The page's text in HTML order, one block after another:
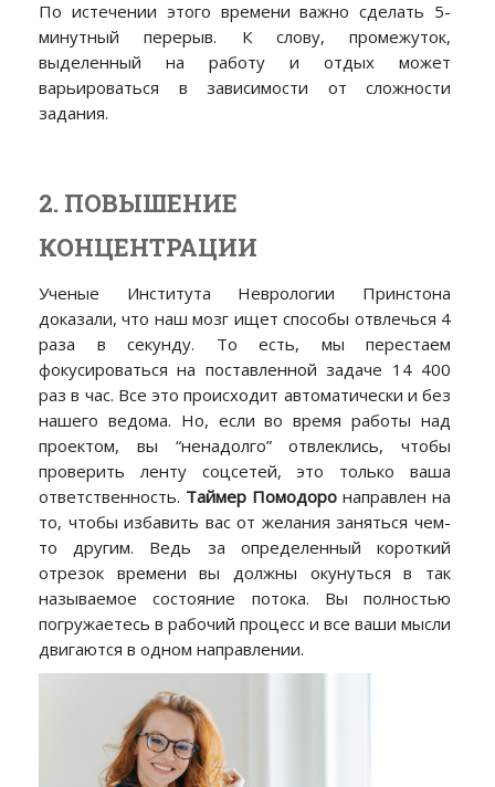
По истечении этого времени важно сделать 5-
минутный перерыв. К слову, промежуток,
выделенный на работу и отдых может
варьироваться в зависимости от сложности
задания.
2. ПОВЫШЕНИЕ
КОНЦЕНТРАЦИИ
Ученые Института Неврологии Принстона
доказали, что наш мозг ищет способы отвлечься 4
раза в секунду. То есть, мы перестаем
фокусироваться на поставленной задаче 14 400
раз в час. Все это происходит автоматически и без
нашего ведома. Но, если во время работы над
проектом, вы “ненадолго” отвлеклись, чтобы
проверить ленту соцсетей, это только ваша
ответственность. Таймер Помодоро направлен на
то, чтобы избавить вас от желания заняться чем-
то другим. Ведь за определенный короткий
отрезок времени вы должны окунуться в так
называемое состояние потока. Вы полностью
погружаетесь в рабочий процесс и все ваши мысли
двигаются в одном направлении.